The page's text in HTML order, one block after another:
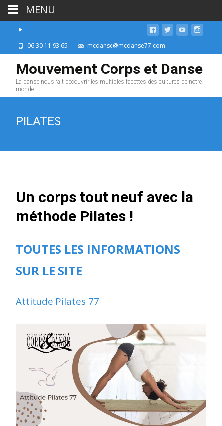
06 30 11 93 65 mcdanse@mcdanse77.com
Mouvement Corps et Danse
La danse nous fait découvrir les multiples facettes des cultures de notre
monde.
PILATES
Un corps tout neuf avec la
méthode Pilates !
TOUTES LES INFORMATIONS
SUR LE SITE
Attitude Pilates 77
MENU